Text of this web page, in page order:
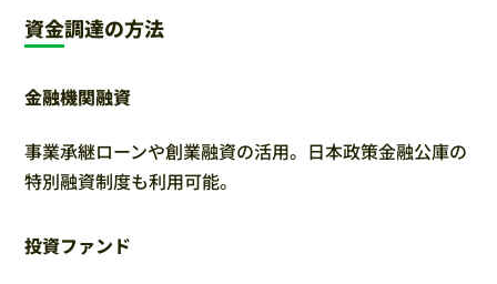
資金調達の方法
金融機関融資
事業承継ローンや創業融資の活用。日本政策金融公庫の
特別融資制度も利用可能。
投資ファンド